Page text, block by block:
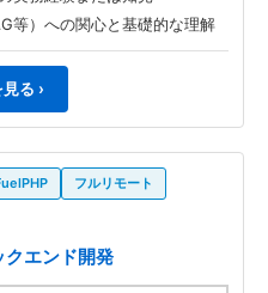
等）への関心と基礎的な理解
る ›
フルリモート
エンド開発